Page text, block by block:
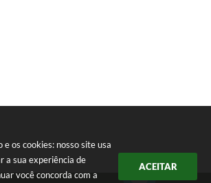
os cookies: nosso site usa
a sua experiência de
você concorda com a
ACEITAR